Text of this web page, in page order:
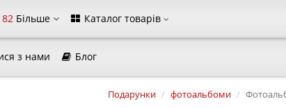
Більше Каталог товарів
з нами Блог
Подарунки фотоальбоми
магазина
Виберіть будь ласка мову магазину